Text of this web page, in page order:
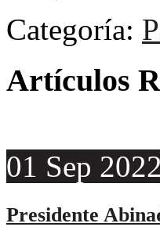
Categoría:
Artículos
01 Sep 2022
Presidente